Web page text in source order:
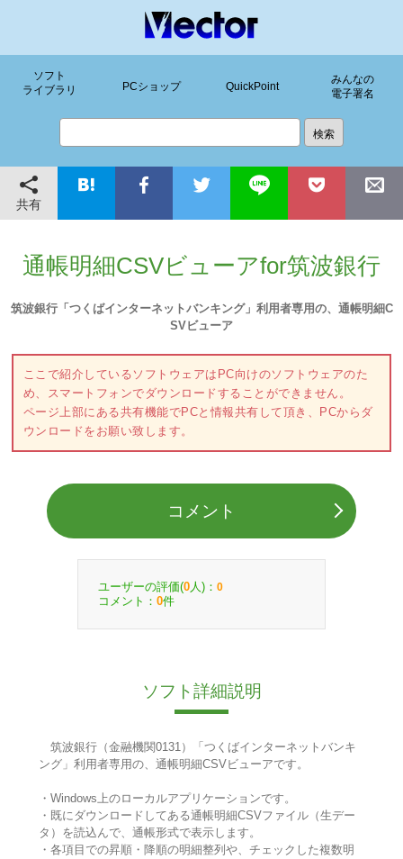
ソフト
ライブラリ
PCショップ QuickPoint
みんなの
電子署名
共有
通帳明細CSVビューアfor筑波銀行
筑波銀行「つくばインターネットバンキング」利用者専用の、通帳明細C
SVビューア
ここで紹介しているソフトウェアはPC向けのソフトウェアのた
め、スマートフォンでダウンロードすることができません。
ページ上部にある共有機能でPCと情報共有して頂き、PCからダ
ウンロードをお願い致します。
コメント
ユーザーの評価(0 人)： 0
コメント： 0件
ソフト詳細説明
筑波銀行（金融機関0131）「つくばインターネットバンキ
ング」利用者専用の、通帳明細CSVビューアです。
・Windows上のローカルアプリケーションです。
・既にダウンロードしてある通帳明細CSVファイル（生デー
タ）を読込んで、通帳形式で表示します。
・各項目での昇順・降順の明細整列や、チェックした複数明